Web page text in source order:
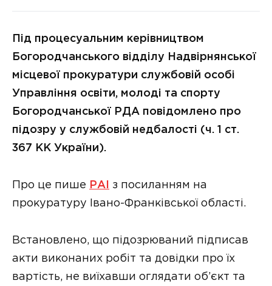
Під процесуальним керівництвом
Богородчанського відділу Надвірнянської
місцевої прокуратури службовій особі
Управління освіти, молоді та спорту
Богородчанської РДА повідомлено про
підозру у службовій недбалості (ч. 1 ст.
367 КК України).
Про це пише РАІ
з посиланням на
прокуратуру Івано-Франківської області.
Встановлено, що підозрюваний підписав
акти виконаних робіт та довідки про їх
вартість, не виїхавши оглядати об’єкт та